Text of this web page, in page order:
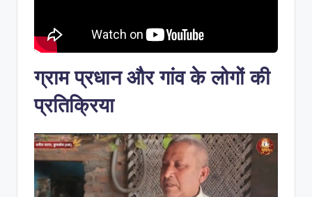
ग्राम प्रधान और गांव के लोगों की
प्रतिक्रिया